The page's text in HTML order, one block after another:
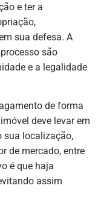
e ter a
sua defesa. A
são
e a legalidade
de forma
deve levar em
sua localização,
de mercado, entre
é que haja
assim